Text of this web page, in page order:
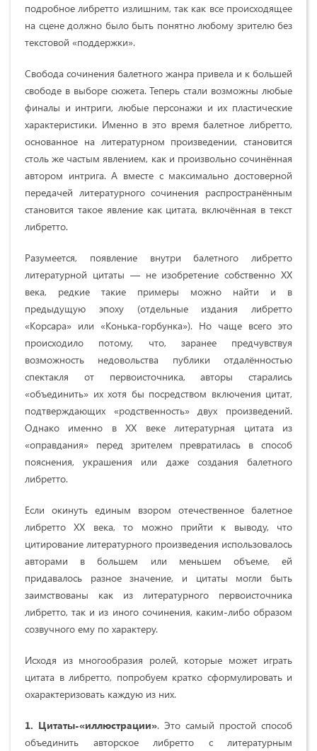
подробное либретто излишним, так как все происходящее
на сцене должно было быть понятно любому зрителю без
текстовой «поддержки».
Свобода сочинения балетного жанра привела и к большей
свободе в выборе сюжета. Теперь стали возможны любые
финалы и интриги, любые персонажи и их пластические
характеристики. Именно в это время балетное либретто,
основанное на литературном произведении, становится
столь же частым явлением, как и произвольно сочинённая
автором интрига. А вместе с максимально достоверной
передачей литературного сочинения распространённым
становится такое явление как цитата, включённая в текст
либретто.
Разумеется, появление внутри балетного либретто
литературной цитаты — не изобретение собственно XX
века, редкие такие примеры можно найти и в
предыдущую эпоху (отдельные издания либретто
«Корсара» или «Конька-горбунка»). Но чаще всего это
происходило потому, что, заранее предчувствуя
возможность недовольства публики отдалённостью
спектакля от первоисточника, авторы старались
«объединить» их хотя бы посредством включения цитат,
подтверждающих «родственность» двух произведений.
Однако именно в XX веке литературная цитата из
«оправдания» перед зрителем превратилась в способ
пояснения, украшения или даже создания балетного
либретто.
Если окинуть единым взором отечественное балетное
либретто XX века, то можно прийти к выводу, что
цитирование литературного произведения использовалось
авторами в большем или меньшем объеме, ей
придавалось разное значение, и цитаты могли быть
заимствованы как из литературного первоисточника
либретто, так и из иного сочинения, каким-либо образом
созвучного ему по характеру.
Исходя из многообразия ролей, которые может играть
цитата в либретто, попробуем кратко сформулировать и
охарактеризовать каждую из них.
1. Цитаты-«иллюстрации». Это самый простой способ
объединить авторское либретто с литературным